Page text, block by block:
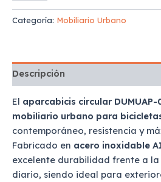
Categoría: Mobiliario Urbano
Descripción
El aparcabicis circular DUMUAP-
mobiliario urbano para
contemporáneo, resistencia y
Fabricado en acero inoxidable
excelente durabilidad frente a la
diario, siendo ideal para